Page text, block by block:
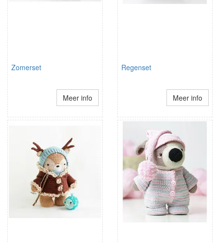
Zomerset
Meer info
Regenset
Meer info